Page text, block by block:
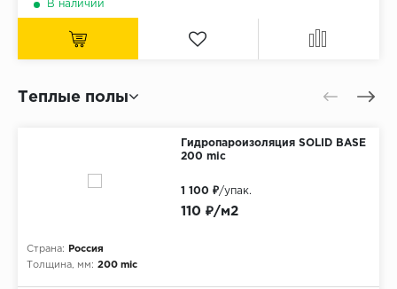
В наличии
Теплые полы
Гидропароизоляция SOLID BASE
200 mic
Страна:
Россия
Толщина, мм: 200 mic
110 ₽/м2
1 100 ₽/упак.